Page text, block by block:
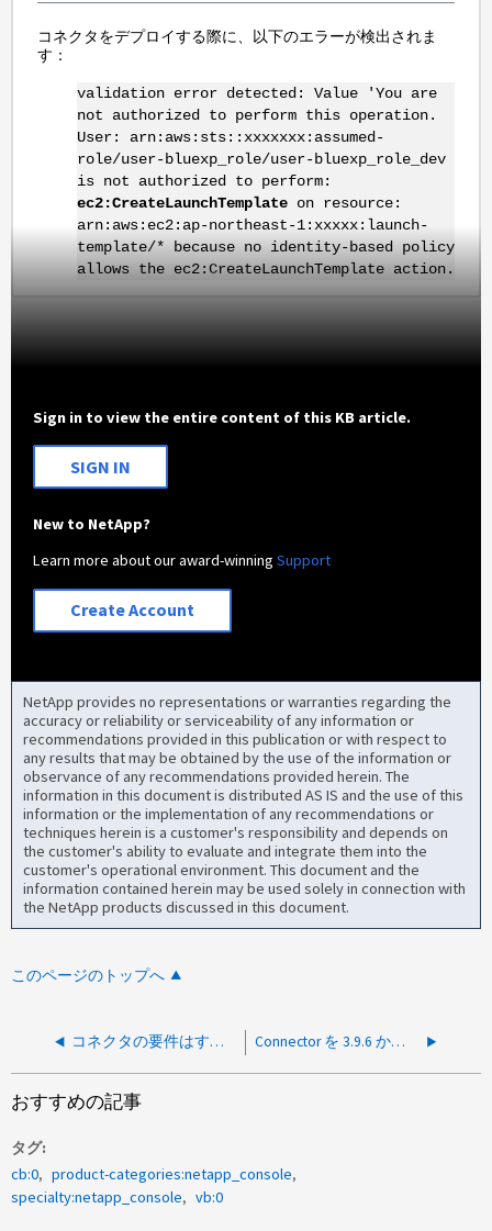
コネクタをデプロイする際に、以下のエラーが検出されま
す：
validation error detected: Value 'You are
not authorized to perform this operation.
User: arn:aws:sts::xxxxxxx:assumed-
role/user-bluexp_role/user-bluexp_role_dev
is not authorized to perform:
ec2:CreateLaunchTemplate on resource:
arn:aws:ec2:ap-northeast-1:xxxxx:launch-
template/* because no identity-based policy
allows the ec2:CreateLaunchTemplate action.
Sign in to view the entire content of this KB article.
SIGN IN
New to NetApp?
Learn more about our award-winningSupport
Create Account
NetApp provides no representations or warranties regarding the
accuracy or reliability or serviceability of any information or
recommendations provided in this publication or with respect to
any results that may be obtained by the use of the information or
observance of any recommendations provided herein. The
information in this document is distributed AS IS and the use of this
information or the implementation of any recommendations or
techniques herein is a customer's responsibility and depends on
the customer's ability to evaluate and integrate them into the
customer's operational environment. This document and the
information contained herein may be used solely in connection with
the NetApp products discussed in this document.
このページのトップへ
コネクタの要件はすべて正しいにもかかわらず、コネクタの作成に失敗しました Connector を 3.9.6 から 3.9.7 にアップグレードできない
おすすめの記事
タグ
cb:0
product-categories:netapp_console
specialty:netapp_console
vb:0